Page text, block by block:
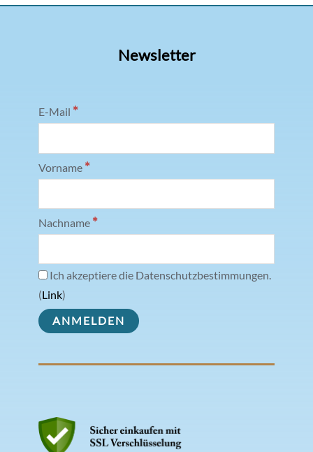
Newsletter
E-Mail *
Vorname *
Nachname *
Ich akzeptiere die Datenschutzbestimmungen.
(Link)